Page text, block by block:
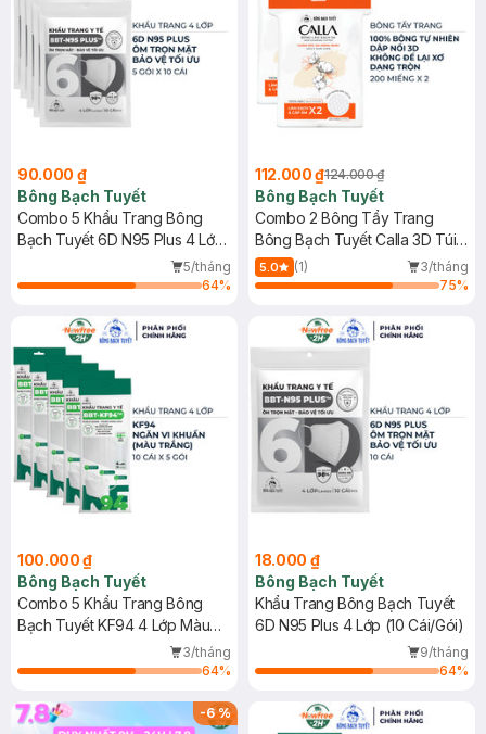
90.000 ₫
Bông Bạch Tuyết
Combo 5 Khẩu Trang Bông
Bạch Tuyết 6D N95 Plus 4 Lớp
5/tháng
64%
112.000 ₫124.000 ₫
Bông Bạch Tuyết
Combo 2 Bông Tẩy Trang
Bông Bạch Tuyết Calla 3D Túi
200 Miếng
5.0 (1)
3/tháng
75%
100.000 ₫
Bông Bạch Tuyết
Combo 5 Khẩu Trang Bông
Bạch Tuyết KF94 4 Lớp Màu
3/tháng
64%
18.000 ₫
Bông Bạch Tuyết
Khẩu Trang Bông Bạch Tuyết
6D N95 Plus 4 Lớp (10 Cái/Gói)
9/tháng
64%
-6%